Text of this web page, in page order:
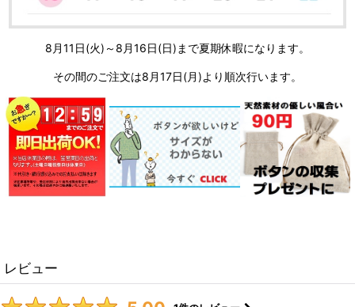
8月11日(火)～8月16日(日)まで夏期休暇になります。
その間のご注文は8月17日(月)より順次行います。
レビュー